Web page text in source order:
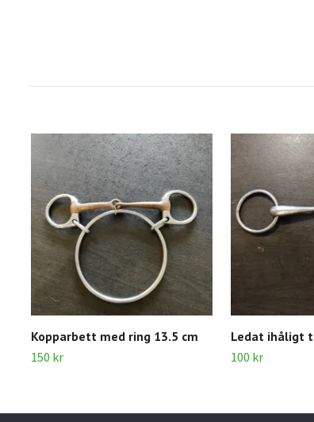
Kopparbett med ring 13.5 cm
150 kr
Ledat ihåligt
100 kr